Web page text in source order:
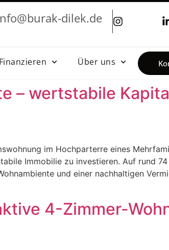
dilek.de
Finanzieren Über uns
– wertstabile
im Hochparterre eines
Immobilie zu investieren. Auf rund
und einer nachhaltigen
4-Zimmer-